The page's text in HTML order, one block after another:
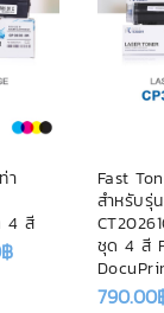
า
4 สี
฿
Fast
สำหรับรุ่
ชุด 4 สี
790.00